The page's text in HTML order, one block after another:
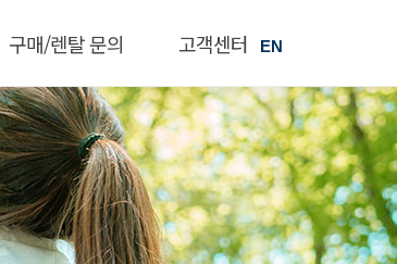
구매/렌탈 문의 고객센터 EN